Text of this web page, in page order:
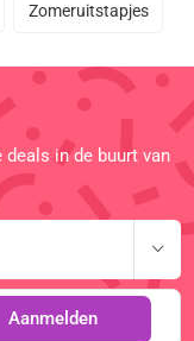
Zomeruitstapjes
in de buurt van
Aanmelden